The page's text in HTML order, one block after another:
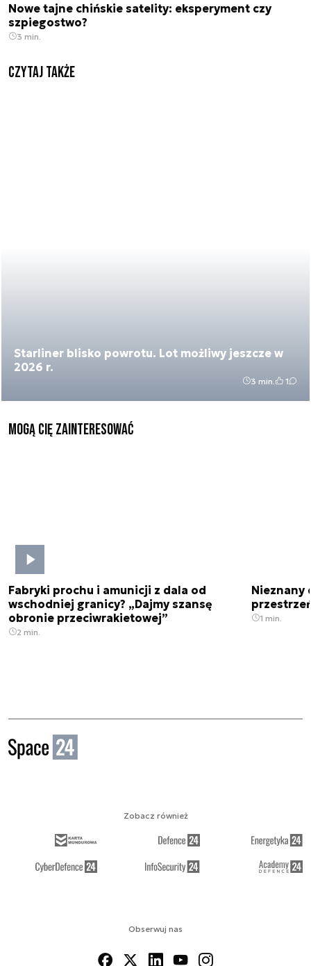
Nowe tajne chińskie satelity: eksperyment czy
szpiegostwo?
3 min.
Czytaj także
Starliner blisko powrotu. Lot możliwy jeszcze w
2026 r.
3 min. 1
Mogą Cię zainteresować
Fabryki prochu i amunicji z dala od
wschodniej granicy? „Dajmy szansę
obronie przeciwrakietowej”
2 min.
Nieznany
1 min.
Obserwuj nas
Zobacz również